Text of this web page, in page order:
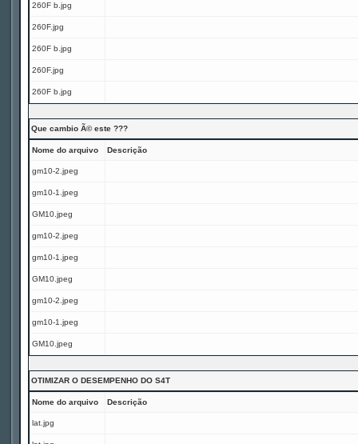
260F b.jpg
260F.jpg
260F b.jpg
260F.jpg
260F b.jpg
Que cambio Ã© este ???
Nome do arquivo Descrição
gm10-2.jpeg
gm10-1.jpeg
GM10.jpeg
gm10-2.jpeg
gm10-1.jpeg
GM10.jpeg
gm10-2.jpeg
gm10-1.jpeg
GM10.jpeg
OTIMIZAR O DESEMPENHO DO S4T
Nome do arquivo Descrição
lat.jpg